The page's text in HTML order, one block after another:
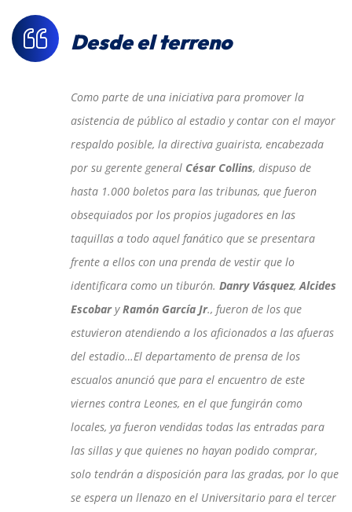
Desde el terreno
Como parte de una iniciativa para promover la
asistencia de público al estadio y contar con el mayor
respaldo posible, la directiva guairista, encabezada
por su gerente general César Collins, dispuso de
hasta 1.000 boletos para las tribunas, que fueron
obsequiados por los propios jugadores en las
taquillas a todo aquel fanático que se presentara
frente a ellos con una prenda de vestir que lo
identificara como un tiburón. Danry Vásquez, Alcides
EscobaryRamón García Jr., fueron de los que
estuvieron atendiendo a los aficionados a las afueras
del estadio…El departamento de prensa de los
escualos anunció que para el encuentro de este
viernes contra Leones, en el que fungirán como
locales, ya fueron vendidas todas las entradas para
las sillas y que quienes no hayan podido comprar,
solo tendrán a disposición para las gradas, por lo que
se espera un llenazo en el Universitario para el tercer